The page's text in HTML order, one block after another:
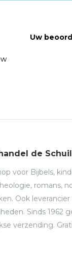
Uw
de
voor Bijbels,
romans,
Ook leverancier
Sinds 1962
verzending.